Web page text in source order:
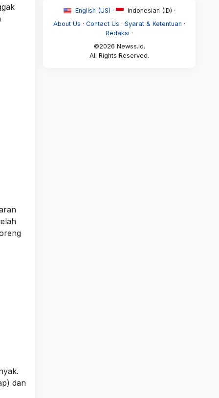
dan
English (US) ·
Indonesian (ID) ·
About Us · Contact Us · Syarat & Ketentuan ·
Redaksi ·
©2026 Newss.id.
All Rights Reserved.